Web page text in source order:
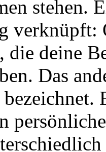
stehen.
verknüpft:
die deine
Das